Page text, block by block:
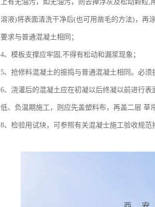
上有无油污，如无油污，则去掉浮灰及松动颗
溶液)将表面清洗干净后(也可用凿毛的方法)，再
要求与普通混凝土相同；
4、模板支撑应牢固,不得有松动和漏浆现象；
5、抢修料混凝土的振捣与普通混凝土相同。必
6、浇灌后的混凝土应在初凝以后终凝以前进行
低、负温期施工，则应先盖塑料布，再盖二层 草
8、检验用试块，可参照有关混凝士施工验收规